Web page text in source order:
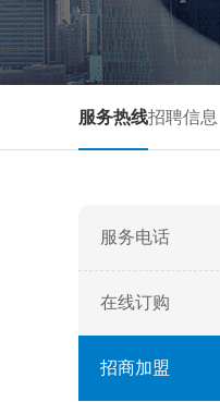
服务热线招聘信息
服务电话
在线订购
招商加盟